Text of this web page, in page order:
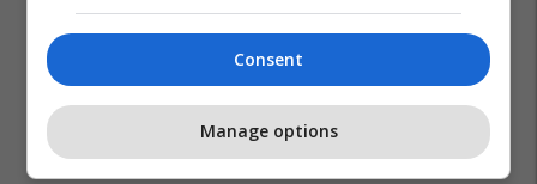
Consent
Manage options